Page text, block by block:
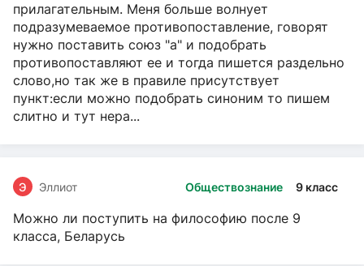
прилагательным. Меня больше волнует
подразумеваемое противопоставление, говорят
нужно поставить союз "а" и подобрать
противопоставляют ее и тогда пишется раздельно
слово,но так же в правиле присутствует
пункт:если можно подобрать синоним то пишем
слитно и тут нера...
Обществознание 9 класс
Э Эллиот
Можно ли поступить на философию после 9
класса, Беларусь